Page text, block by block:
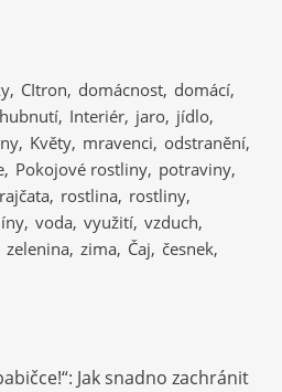
CItron domácnost domácí
hubnutí Interiér jaro jídlo
Květy mravenci odstranění
Pokojové rostliny potraviny
rajčata rostlina rostliny
voda využití vzduch
zelenina zima Čaj česnek
Jak snadno zachránit